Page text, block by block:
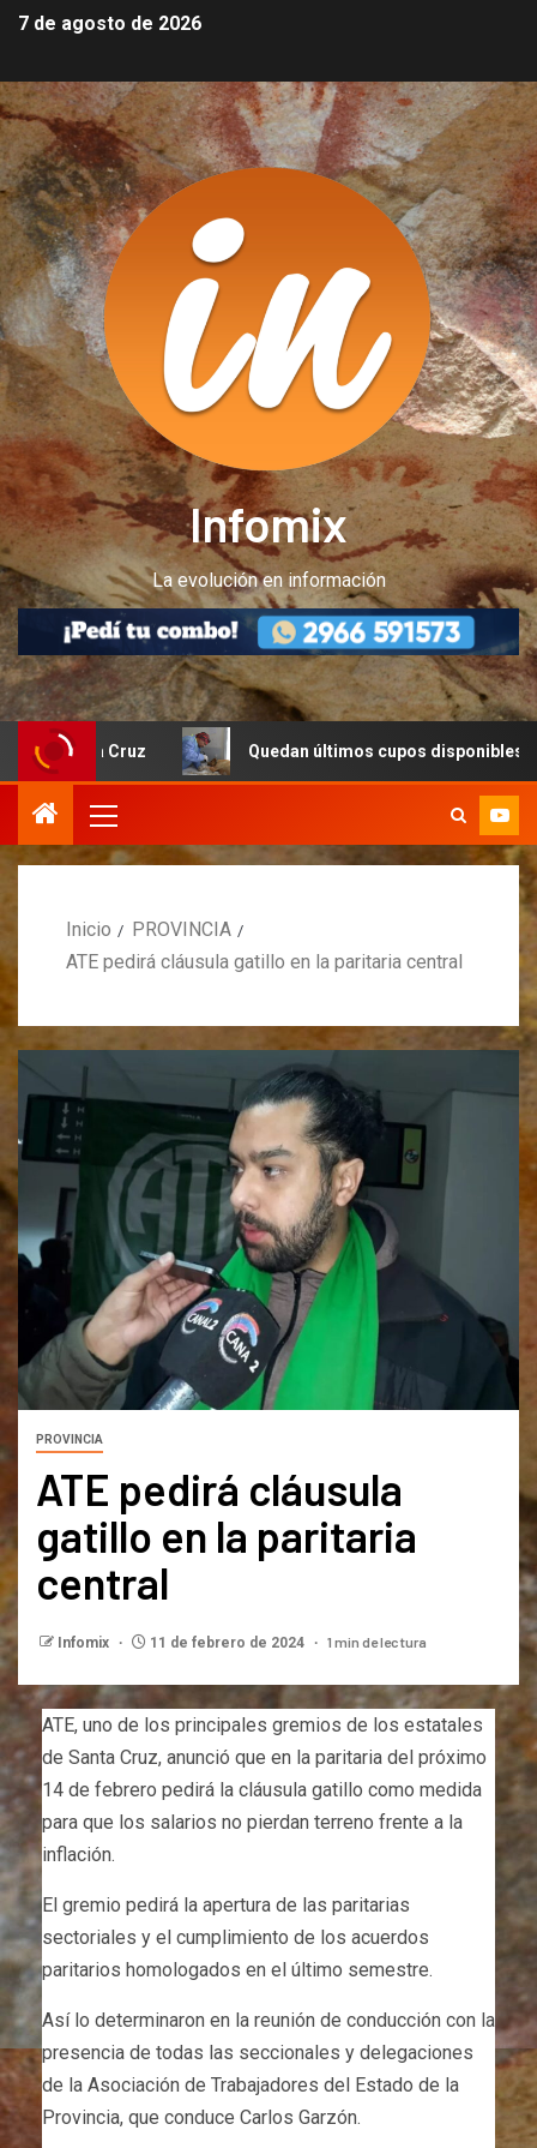
7 de agosto de 2026
Infomix
La evolución en información
Cruz Quedan últimos cupos disponibles para
Inicio
PROVINCIA
ATE pedirá cláusula gatillo en la paritaria central
PROVINCIA
ATE pedirá cláusula
gatillo en la paritaria
central
Infomix 11 de febrero de 2024 1 min de lectura
ATE, uno de los principales gremios de los estatales
de Santa Cruz, anunció que en la paritaria del próximo
14 de febrero pedirá la cláusula gatillo como medida
para que los salarios no pierdan terreno frente a la
inflación.
El gremio pedirá la apertura de las paritarias
sectoriales y el cumplimiento de los acuerdos
paritarios homologados en el último semestre.
Así lo determinaron en la reunión de conducción con la
presencia de todas las seccionales y delegaciones
de la Asociación de Trabajadores del Estado de la
Provincia, que conduce Carlos Garzón.